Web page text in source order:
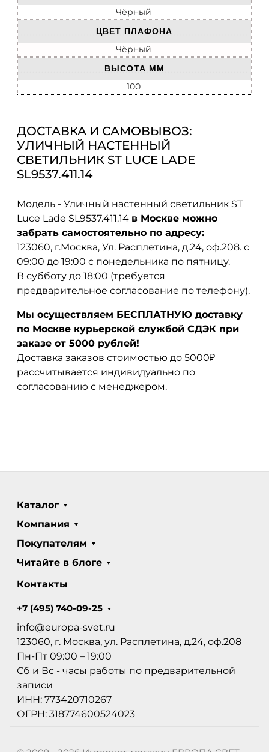
Чёрный
ЦВЕТ ПЛАФОНА
Чёрный
ВЫСОТА ММ
100
ДОСТАВКА И САМОВЫВОЗ:
УЛИЧНЫЙ НАСТЕННЫЙ
СВЕТИЛЬНИК ST LUCE LADE
SL9537.411.14
Модель - Уличный настенный светильник ST
Luce Lade SL9537.411.14 в Москве можно
забрать самостоятельно по адресу:
123060, г.Москва, Ул. Расплетина, д.24, оф.208. с
09:00 до 19:00 с понедельника по пятницу.
В субботу до 18:00 (требуется
предварительное согласование по телефону).
Мы осуществляем БЕСПЛАТНУЮ доставку
по Москве курьерской службой СДЭК при
заказе от 5000 рублей!
Доставка заказов стоимостью до 5000₽
рассчитывается индивидуально по
согласованию с менеджером.
Каталог
Компания
Покупателям
Читайте в блоге
Контакты
+7 (495) 740-09-25
info@europa-svet.ru
123060, г. Москва, ул. Расплетина, д.24, оф.208
Пн-Пт 09:00 – 19:00
Сб и Вс - часы работы по предварительной
записи
ИНН: 773420710267
ОГРН: 318774600524023